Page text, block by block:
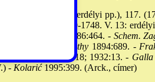
1864:89. (1741-48: erdélyi pp.), 117.
(1743. I. 20-1748. V. 13:
1886:464. - Schem.
Némethy 1894:689. -
1931:18; 1932:13. - Galla
- Kolarić 1995:399. (Arck., címer)